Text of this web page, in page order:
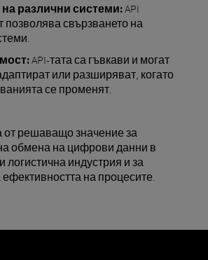
различни системи:API
позволява свързването на
API-тата са гъвкави и могат
или разширяват, когато
се променят.
от решаващо значение за
обмена на цифрови данни в
логистична индустрия и за
на процесите.